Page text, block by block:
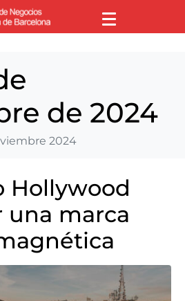
de 2024
2024
Hollywood
una marca